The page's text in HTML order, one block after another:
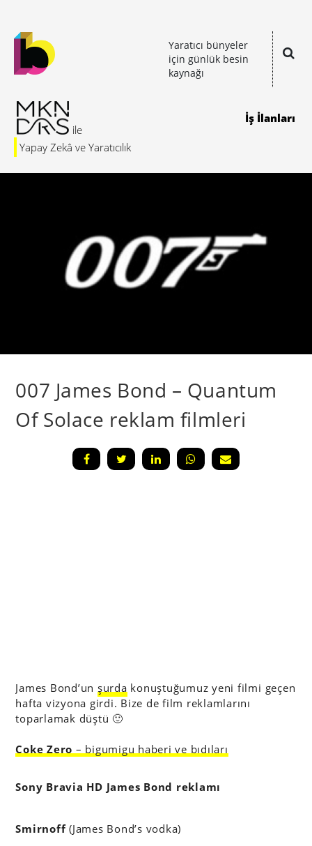
Yaratıcı bünyeler
için günlük besin
kaynağı
Yapay Zekâ ve Yaratıcılık
İş İlanları
007 James Bond – Quantum
Of Solace reklam filmleri
James Bond’un şurda konuştuğumuz yeni filmi geçen
hafta vizyona girdi. Bize de film reklamlarını
toparlamak düştü 🙂
Coke Zero – bigumigu haberi ve bıdıları
Sony Bravia HD James Bond reklamı
Smirnoff(James Bond’s vodka)